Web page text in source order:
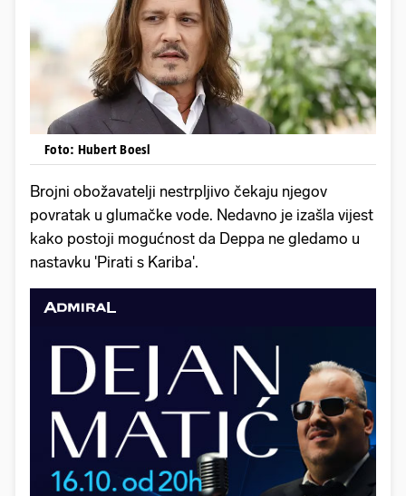
Foto: Hubert Boesl
Brojni obožavatelji nestrpljivo čekaju njegov
povratak u glumačke vode. Nedavno je izašla vijest
kako postoji mogućnost da Deppa ne gledamo u
nastavku 'Pirati s Kariba'.